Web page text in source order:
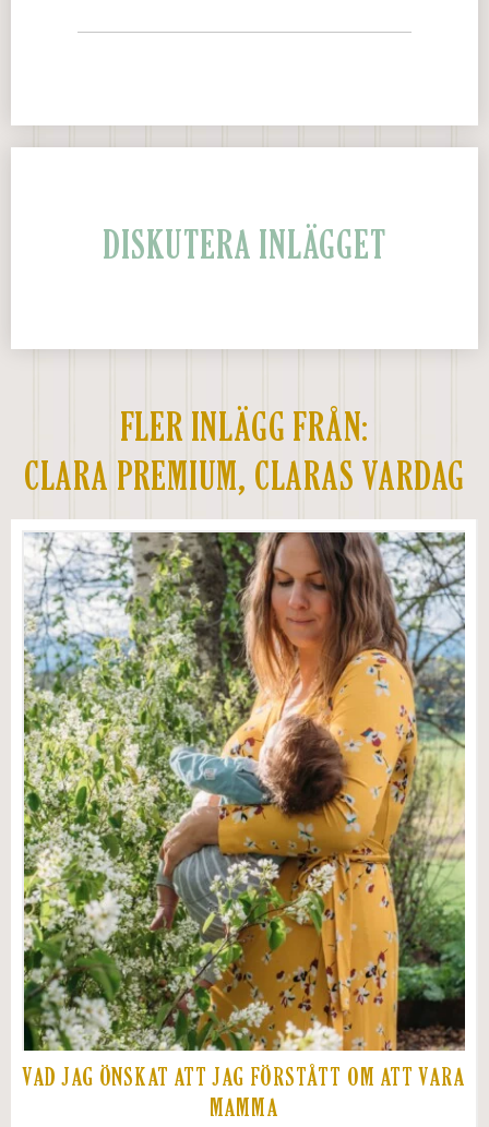
DISKUTERA INLÄGGET
FLER INLÄGG FRÅN:
CLARA PREMIUM, CLARAS VARDAG
VAD JAG ÖNSKAT ATT JAG FÖRSTÅTT OM ATT VARA
MAMMA